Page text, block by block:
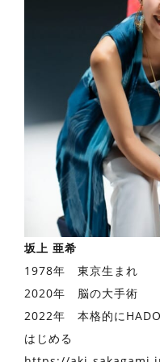
坂上 亜希
1978年 東京生まれ
2020年 脳の大手術
2022年 本格的に
はじめる